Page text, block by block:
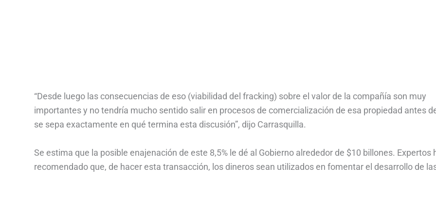
“Desde luego las consecuencias de eso (viabilidad del fracking) sobre el valor de la compañía son muy
importantes y no tendría mucho sentido salir en procesos de comercialización de esa propiedad antes
se sepa exactamente en qué termina esta discusión”, dijo Carrasquilla.
Se estima que la posible enajenación de este 8,5% le dé al Gobierno alrededor de $10 billones. Expertos
recomendado que, de hacer esta transacción, los dineros sean utilizados en fomentar el desarrollo de